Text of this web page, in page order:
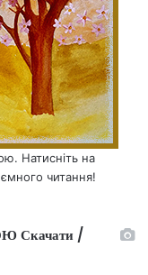
Натисніть на
читання!
Скачати /